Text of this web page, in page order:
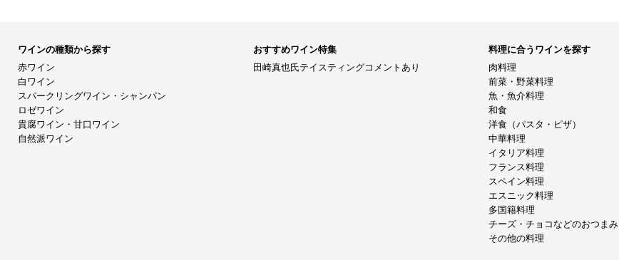
ワインの種類から探す
赤ワイン
白ワイン
スパークリングワイン・シャンパン
ロゼワイン
貴腐ワイン・甘口ワイン
自然派ワイン
おすすめワイン特集
田崎真也氏テイスティングコメントあり
料理に合うワインを探す
肉料理
前菜・野菜料理
魚・魚介料理
和食
洋食（パスタ・ピザ）
中華料理
イタリア料理
フランス料理
スペイン料理
エスニック料理
多国籍料理
チーズ・チョコなどのおつまみ
その他の料理